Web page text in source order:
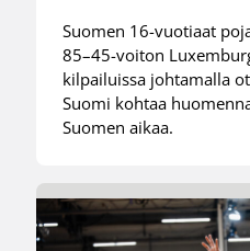
Suomen 16-vuotiaat
85–45-voiton
kilpailuissa johtamalla
Suomi kohtaa
Suomen aikaa.